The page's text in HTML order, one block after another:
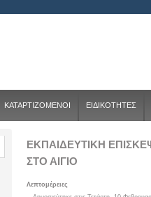
ΚΑΤΑΡΤΙΖΟΜΕΝΟΙ ΕΙΔΙΚΟΤΗΤΕΣ
ΕΚΠΑΙΔΕΥΤΙΚΉ
ΣΤΟ ΑΊΓΙΟ
Λεπτομέρειες